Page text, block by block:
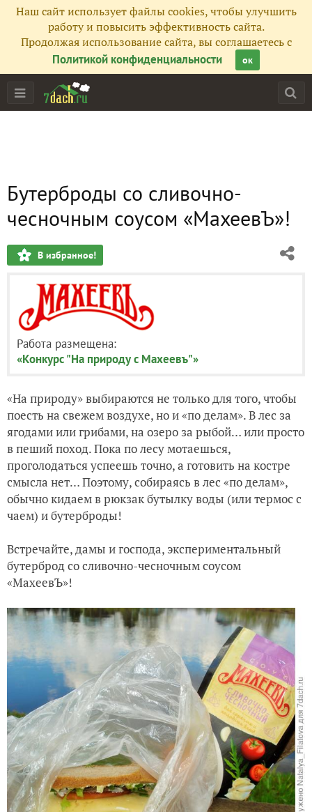
Наш сайт использует файлы cookies, чтобы улучшить
работу и повысить эффективность сайта.
Продолжая использование сайта, вы соглашаетесь с
Политикой конфиденциальности
ок
Бутерброды со сливочно-
чесночным соусом «МахеевЪ»!
В избранное!
Работа размещена:
«Конкурс "На природу с Махеевъ"»
«На природу» выбираются не только для того, чтобы
поесть на свежем воздухе, но и «по делам». В лес за
ягодами или грибами, на озеро за рыбой… или просто
в пеший поход. Пока по лесу мотаешься,
проголодаться успеешь точно, а готовить на костре
смысла нет… Поэтому, собираясь в лес «по делам»,
обычно кидаем в рюкзак бутылку воды (или термос с
чаем) и бутерброды!
Встречайте, дамы и господа, экспериментальный
бутерброд со сливочно-чесночным соусом
«МахеевЪ»!